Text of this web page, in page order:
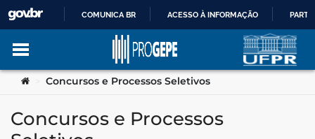
Ir para o conteúdo
IR
PARA
O
COMUNICA BR ACESSO À INFORMAÇÃO
Você está aqui:
Concursos e Processos Seletivos
Concursos e Processos